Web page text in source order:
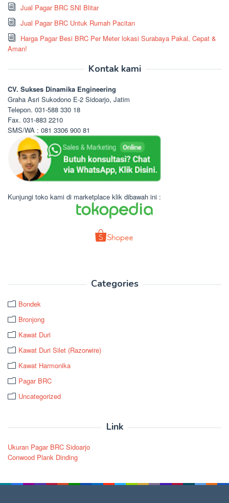
Jual Pagar BRC SNI Blitar
Jual Pagar BRC Untuk Rumah Pacitan
Harga Pagar Besi BRC Per Meter lokasi Surabaya Pakal, Cepat &
Aman!
Kontak kami
CV. Sukses Dinamika Engineering
Graha Asri Sukodono E-2 Sidoarjo, Jatim
Telepon. 031-588 330 18
Fax. 031-883 2210
SMS/WA : 081 3306 900 81
Kunjungi toko kami di marketplace klik dibawah ini :
Categories
Bondek
Bronjong
Kawat Duri
Kawat Duri Silet (Razorwire)
Kawat Harmonika
Pagar BRC
Uncategorized
Link
Ukuran Pagar BRC Sidoarjo
Conwood Plank Dinding